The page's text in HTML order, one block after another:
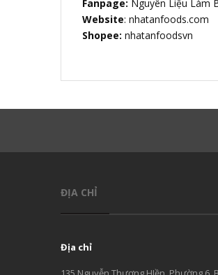
Fanpage: Nguyên Liệu Làm
Website: nhatanfoods.com
Shopee: nhatanfoodsvn
ĐỊA CHỈ
Địa chỉ